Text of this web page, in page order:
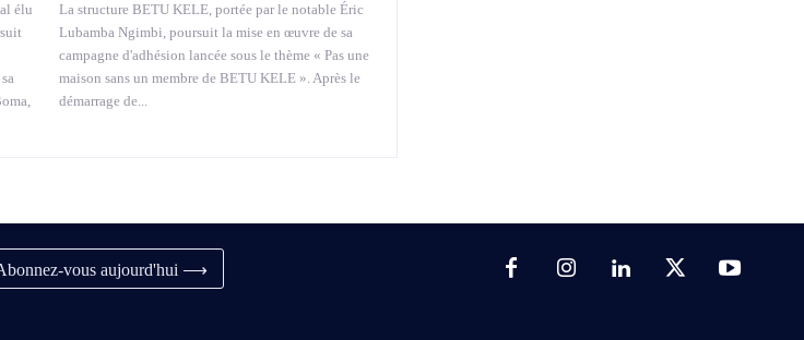
élu
La structure BETU KELE, portée par le notable Éric
Lubamba Ngimbi, poursuit la mise en œuvre de sa
campagne d'adhésion lancée sous le thème « Pas une
maison sans un membre de BETU KELE ». Après le
démarrage de...
vous aujourd'hui ⟶